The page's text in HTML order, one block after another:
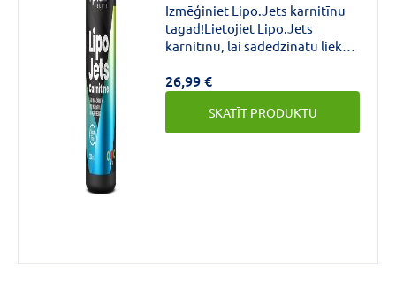
Izmēģiniet Lipo.Jets karnitīnu
tagad!Lietojiet Lipo.Jets
karnitīnu, lai sadedzinātu liekos
26,99 €
SKATĪT PRODUKTU